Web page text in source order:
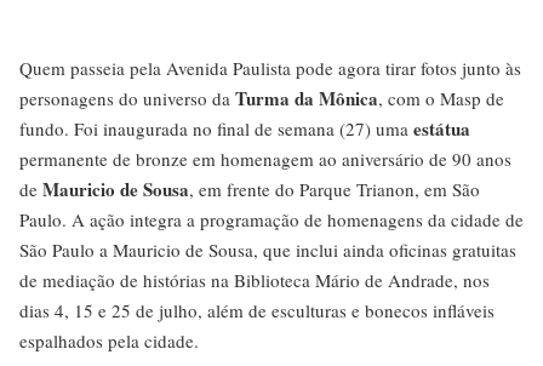
Quem passeia pela Avenida Paulista pode agora tirar fotos junto às
personagens do universo da Turma da Mônica, com o Masp de
fundo. Foi inaugurada no final de semana (27) uma estátua
permanente de bronze em homenagem ao aniversário de 90 anos
de Mauricio de Sousa, em frente do Parque Trianon, em São
Paulo. A ação integra a programação de homenagens da cidade de
São Paulo a Mauricio de Sousa, que inclui ainda oficinas gratuitas
de mediação de histórias na Biblioteca Mário de Andrade, nos
dias 4, 15 e 25 de julho, além de esculturas e bonecos infláveis
espalhados pela cidade.